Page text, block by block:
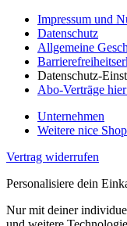
Impressum und
Datenschutz
Allgemeine
Datenschutz-
Abo-Verträge
Unternehmen
Weitere nice
Vertrag widerrufen
Personalisiere dein
Nur mit deiner